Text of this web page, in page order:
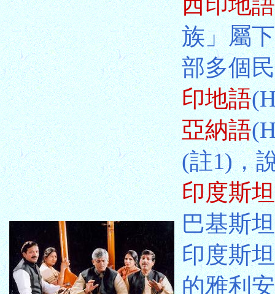
族」屬
部多個
印地語
亞納語
(註1)，
印度斯
巴基斯
印度斯
的雅利